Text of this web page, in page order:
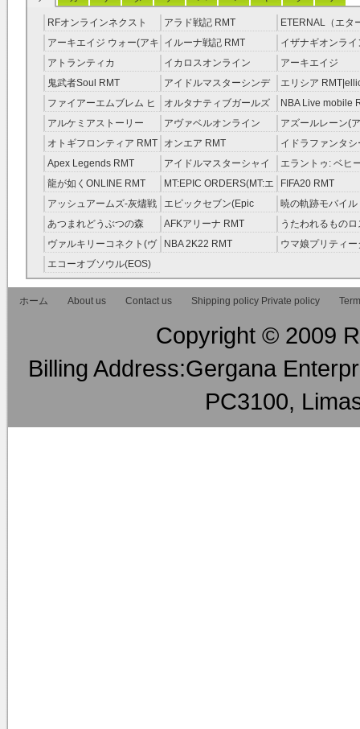
RFオンラインネクスト
RMT
アラド戦記 RMT
ETERNAL（エタ
RMT
アーキエイジ ウォー(アキ
ウオ) RMT
イルーナ戦記 RMT
イザナギオンライ
アトランティカ
RMT|Atlantica RMT
イカロスオンライン
RMT（予約制）
アーキエイジ
RMT|ArcheAge
約制）
鬼武者Soul RMT
アイドルマスターシンデ
レラガールズ(モバマス)
RMT
エリシア
RMT
ファイアーエムブレム ヒ
ーローズ(FEヒーローズ)
RMT
オルタナティブガールズ
RMT
NBA Live mobile
アルケミアストーリー
（アルスト） RMT
アヴァベルオンライン
RMT
アズールレーン(
RMT
オトギフロンティア RMT オンエア RMT
イドラファンタシ
ーサーガ RMT
Apex Legends RMT
アイドルマスターシャイ
ニーカラーズ(シャニマス)
RMT
エラントゥ: ベヒ
ピリット RMT
龍が如くONLINE RMT
MT:EPIC ORDERS(MT:エ
ピック・オーダーズ)
RMT
FIFA20 RMT
アッシュアームズ‐灰燼戦
線 RMT
エピックセブン(Epic
Seven) RMT
暁の軌跡モバイル
伝説 ） RMT
あつまれどうぶつの森
RMT
AFKアリーナ RMT
うたわれるもの
ラグ(ロスフラ)
ヴァルキリーコネクト(ヴ
ァルコネ) RMT
NBA 2K22 RMT
ウマ娘プリティー
エコーオブソウル(EOS)
RMT
ホーム
About us Contact us Shipping policy Private policy
Copyright © 2009
Billing Address:Gergana
PC3100,